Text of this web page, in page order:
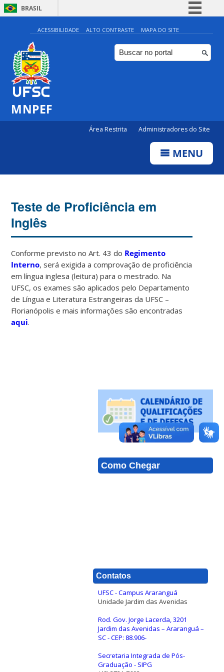
BRASIL
Simplifique!
Comunica BR
Participe
ACESSIBILIDADE ALTO CONTRASTE MAPA DO SITE
MNPEF
Área Restrita Administradores do Site
MENU
Teste de Proficiência em
Inglês
Conforme previsto no Art. 43 do Regimento
Interno, será exigida a comprovação de proficiência
em língua inglesa (leitura) para o mestrado. Na
UFSC, os exames são aplicados pelo Departamento
de Língua e Literatura Estrangeiras da UFSC –
Florianópolis e mais informações são encontradas
aqui.
Como Chegar
Contatos
UFSC - Campus Araranguá
Unidade Jardim das Avenidas
Rod. Gov. Jorge Lacerda, 3201
Jardim das Avenidas – Araranguá –
SC - CEP: 88.906-
Secretaria Integrada de Pós-
Graduação - SIPG